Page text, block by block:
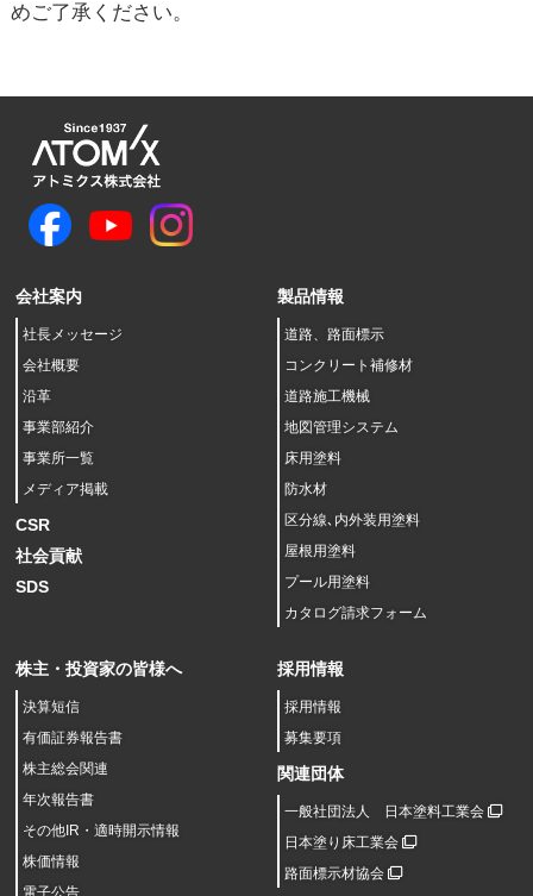
めご了承ください。
会社案内
社長メッセージ
会社概要
沿革
事業部紹介
事業所一覧
メディア掲載
CSR
社会貢献
SDS
製品情報
道路、路面標示
コンクリート補修材
道路施工機械
地図管理システム
床用塗料
防水材
区分線､内外装用塗料
屋根用塗料
プール用塗料
カタログ請求フォーム
株主・投資家の皆様へ
決算短信
有価証券報告書
株主総会関連
年次報告書
その他IR・適時開示情報
株価情報
採用情報
採用情報
募集要項
関連団体
一般社団法人 日本塗料工業会
日本塗り床工業会
路面標示材協会